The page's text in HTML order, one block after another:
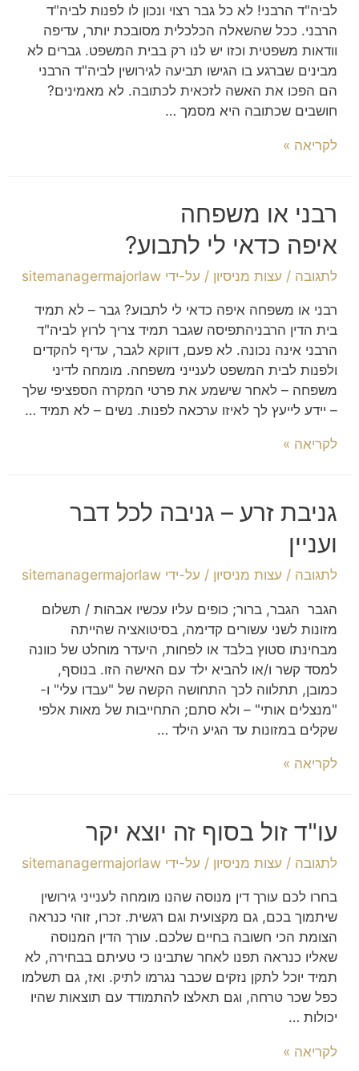
לביה"ד הרבני! לא כל גבר רצוי ונכון לו לפנות לביה"ד
הרבני. ככל שהשאלה הכלכלית מסובכת יותר, עדיפה
וודאות משפטית וכזו יש לנו רק בבית המשפט. גברים לא
מבינים שברגע בו הגישו תביעה לגירושין לביה"ד הרבני
הם הפכו את האשה לזכאית לכתובה. לא מאמינים?
חושבים שכתובה היא מסמך …
לקריאה »
רבני או משפחה
איפה כדאי לי לתבוע?
לתגובה / עצות מניסיון / על-ידי sitemanagermajorlaw
רבני או משפחה איפה כדאי לי לתבוע? גבר – לא תמיד
בית הדין הרבניהתפיסה שגבר תמיד צריך לרוץ לביה"ד
הרבני אינה נכונה. לא פעם, דווקא לגבר, עדיף להקדים
ולפנות לבית המשפט לענייני משפחה. מומחה לדיני
משפחה – לאחר שישמע את פרטי המקרה הספציפי שלך
– יידע לייעץ לך לאיזו ערכאה לפנות. נשים – לא תמיד …
לקריאה »
גניבת זרע – גניבה לכל דבר
ועניין
לתגובה / עצות מניסיון / על-ידי sitemanagermajorlaw
הגבר הגבר, ברור; כופים עליו עכשיו אבהות / תשלום
מזונות לשני עשורים קדימה, בסיטואציה שהייתה
מבחינתו סטוץ בלבד או לפחות, היעדר מוחלט של כוונה
למסד קשר ו/או להביא ילד עם האישה הזו. בנוסף,
כמובן, תתלווה לכך התחושה הקשה של "עבדו עלי" ו-
"מנצלים אותי" – ולא סתם; התחייבות של מאות אלפי
שקלים במזונות עד הגיע הילד …
לקריאה »
עו"ד זול בסוף זה יוצא יקר
לתגובה / עצות מניסיון / על-ידי sitemanagermajorlaw
בחרו לכם עורך דין מנוסה שהנו מומחה לענייני גירושין
שיתמוך בכם, גם מקצועית וגם רגשית. זכרו, זוהי כנראה
הצומת הכי חשובה בחיים שלכם. עורך הדין המנוסה
שאליו כנראה תפנו לאחר שתבינו כי טעיתם בבחירה, לא
תמיד יוכל לתקן נזקים שכבר נגרמו לתיק. ואז, גם תשלמו
כפל שכר טרחה, וגם תאלצו להתמודד עם תוצאות שהיו
יכולות …
לקריאה »